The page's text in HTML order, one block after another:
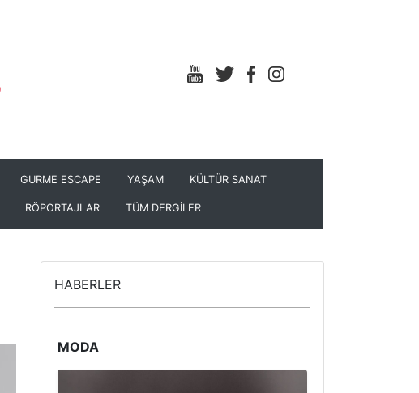
GURME ESCAPE YAŞAM KÜLTÜR SANAT
RÖPORTAJLAR TÜM DERGİLER
HABERLER
MODA